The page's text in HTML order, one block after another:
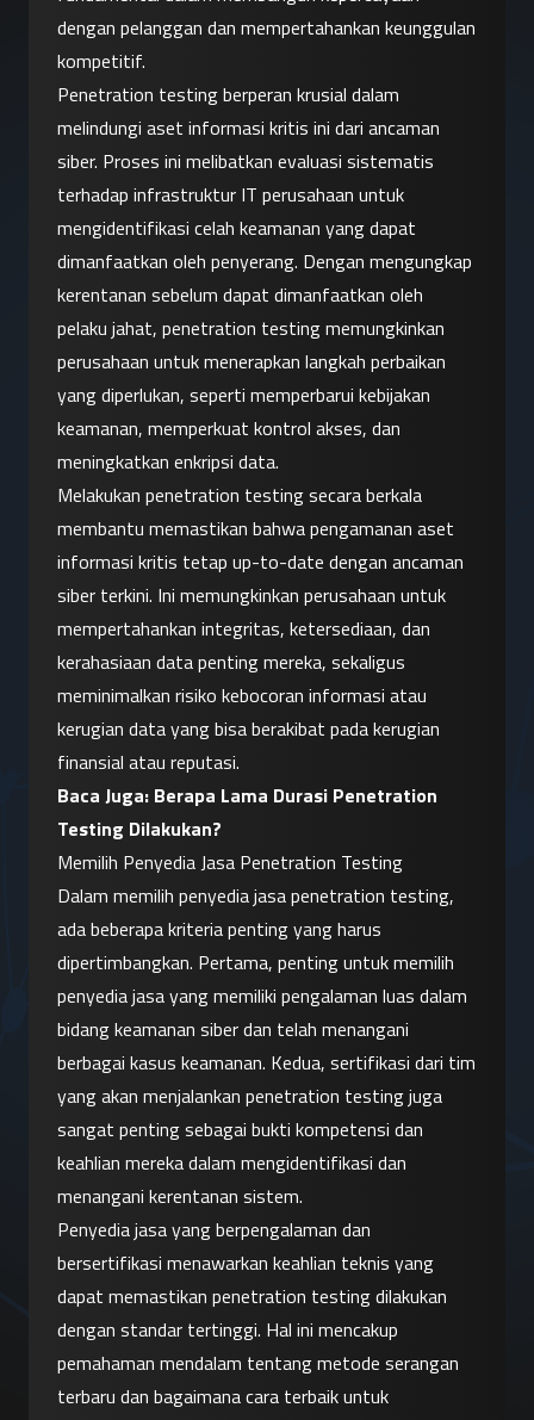
dengan pelanggan dan mempertahankan keunggulan
kompetitif.
Penetration testing berperan krusial dalam
melindungi aset informasi kritis ini dari ancaman
siber. Proses ini melibatkan evaluasi sistematis
terhadap infrastruktur IT perusahaan untuk
mengidentifikasi celah keamanan yang dapat
dimanfaatkan oleh penyerang. Dengan mengungkap
kerentanan sebelum dapat dimanfaatkan oleh
pelaku jahat, penetration testing memungkinkan
perusahaan untuk menerapkan langkah perbaikan
yang diperlukan, seperti memperbarui kebijakan
keamanan, memperkuat kontrol akses, dan
meningkatkan enkripsi data.
Melakukan penetration testing secara berkala
membantu memastikan bahwa pengamanan aset
informasi kritis tetap up-to-date dengan ancaman
siber terkini. Ini memungkinkan perusahaan untuk
mempertahankan integritas, ketersediaan, dan
kerahasiaan data penting mereka, sekaligus
meminimalkan risiko kebocoran informasi atau
kerugian data yang bisa berakibat pada kerugian
finansial atau reputasi.
Baca Juga: Berapa Lama Durasi Penetration
Testing Dilakukan?
Memilih Penyedia Jasa Penetration Testing
Dalam memilih penyedia jasa penetration testing,
ada beberapa kriteria penting yang harus
dipertimbangkan. Pertama, penting untuk memilih
penyedia jasa yang memiliki pengalaman luas dalam
bidang keamanan siber dan telah menangani
berbagai kasus keamanan. Kedua, sertifikasi dari tim
yang akan menjalankan penetration testing juga
sangat penting sebagai bukti kompetensi dan
keahlian mereka dalam mengidentifikasi dan
menangani kerentanan sistem.
Penyedia jasa yang berpengalaman dan
bersertifikasi menawarkan keahlian teknis yang
dapat memastikan penetration testing dilakukan
dengan standar tertinggi. Hal ini mencakup
pemahaman mendalam tentang metode serangan
terbaru dan bagaimana cara terbaik untuk